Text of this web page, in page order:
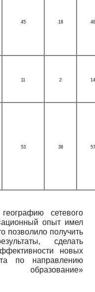
45 18 46
11 2 14
53 38 57
сетевого
опыт имел
позволило получить
сделать
новых
по направлению
образование»